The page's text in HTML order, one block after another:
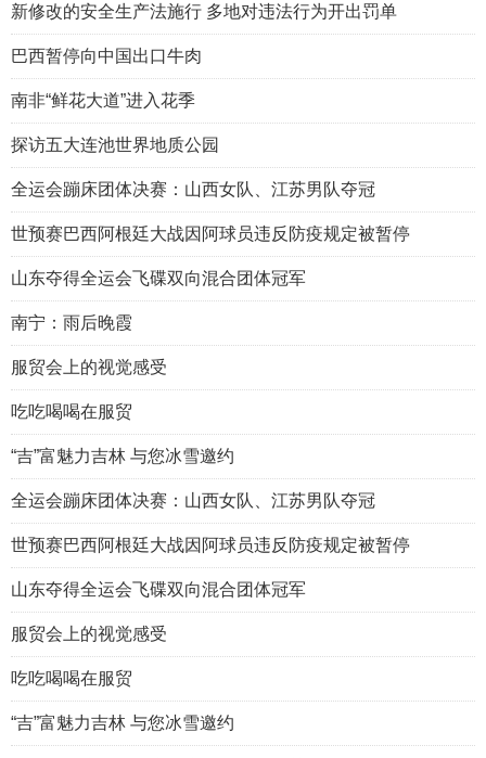
新修改的安全生产法施行 多地对违法行为开出罚单
巴西暂停向中国出口牛肉
南非“鲜花大道”进入花季
探访五大连池世界地质公园
全运会蹦床团体决赛：山西女队、江苏男队夺冠
世预赛巴西阿根廷大战因阿球员违反防疫规定被暂停
山东夺得全运会飞碟双向混合团体冠军
南宁：雨后晚霞
服贸会上的视觉感受
吃吃喝喝在服贸
“吉”富魅力吉林 与您冰雪邀约
全运会蹦床团体决赛：山西女队、江苏男队夺冠
世预赛巴西阿根廷大战因阿球员违反防疫规定被暂停
山东夺得全运会飞碟双向混合团体冠军
服贸会上的视觉感受
吃吃喝喝在服贸
“吉”富魅力吉林 与您冰雪邀约